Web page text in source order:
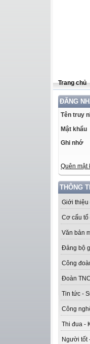
Trang chủ
ĐĂNG
Tên truy
Mật khẩu
Ghi nhớ
Quên mật
THÔNG
Giới thiệu
Cơ cấu tổ
Văn bản
Đảng bộ
Công
Đoàn
Tin tức -
Công
Thi đua -
Người tốt